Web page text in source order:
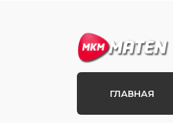
ГЛАВНАЯ